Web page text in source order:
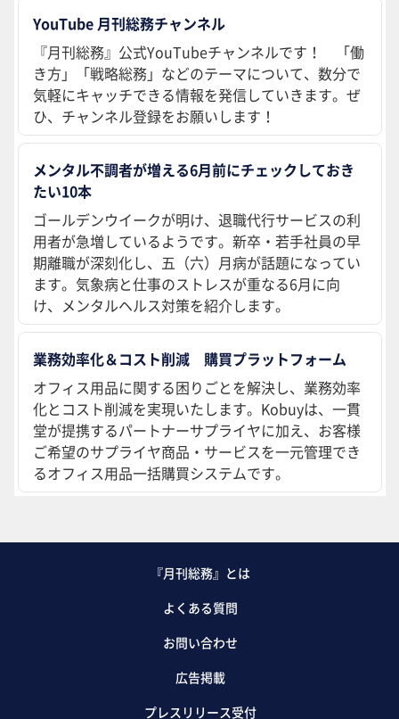
YouTube 月刊総務チャンネル
『月刊総務』公式YouTubeチャンネルです！ 「働
き方」「戦略総務」などのテーマについて、数分で
気軽にキャッチできる情報を発信していきます。ぜ
ひ、チャンネル登録をお願いします！
メンタル不調者が増える6月前にチェックしておき
たい10本
ゴールデンウイークが明け、退職代行サービスの利
用者が急増しているようです。新卒・若手社員の早
期離職が深刻化し、五（六）月病が話題になってい
ます。気象病と仕事のストレスが重なる6月に向
け、メンタルヘルス対策を紹介します。
業務効率化＆コスト削減 購買プラットフォーム
オフィス用品に関する困りごとを解決し、業務効率
化とコスト削減を実現いたします。Kobuyは、一貫
堂が提携するパートナーサプライヤに加え、お客様
ご希望のサプライヤ商品・サービスを一元管理でき
るオフィス用品一括購買システムです。
『月刊総務』とは
よくある質問
お問い合わせ
広告掲載
プレスリリース受付